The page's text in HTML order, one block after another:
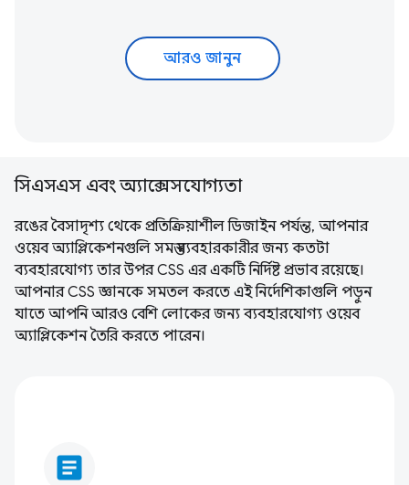
আরও জানুন
সিএসএস এবং অ্যাক্সেসযোগ্যতা
রঙের বৈসাদৃশ্য থেকে প্রতিক্রিয়াশীল ডিজাইন পর্যন্ত, আপনার
ওয়েব অ্যাপ্লিকেশনগুলি সমস্ত ব্যবহারকারীর জন্য কতটা
ব্যবহারযোগ্য তার উপর CSS এর একটি নির্দিষ্ট প্রভাব রয়েছে।
আপনার CSS জ্ঞানকে সমতল করতে এই নির্দেশিকাগুলি পড়ুন
যাতে আপনি আরও বেশি লোকের জন্য ব্যবহারযোগ্য ওয়েব
অ্যাপ্লিকেশন তৈরি করতে পারেন।
article